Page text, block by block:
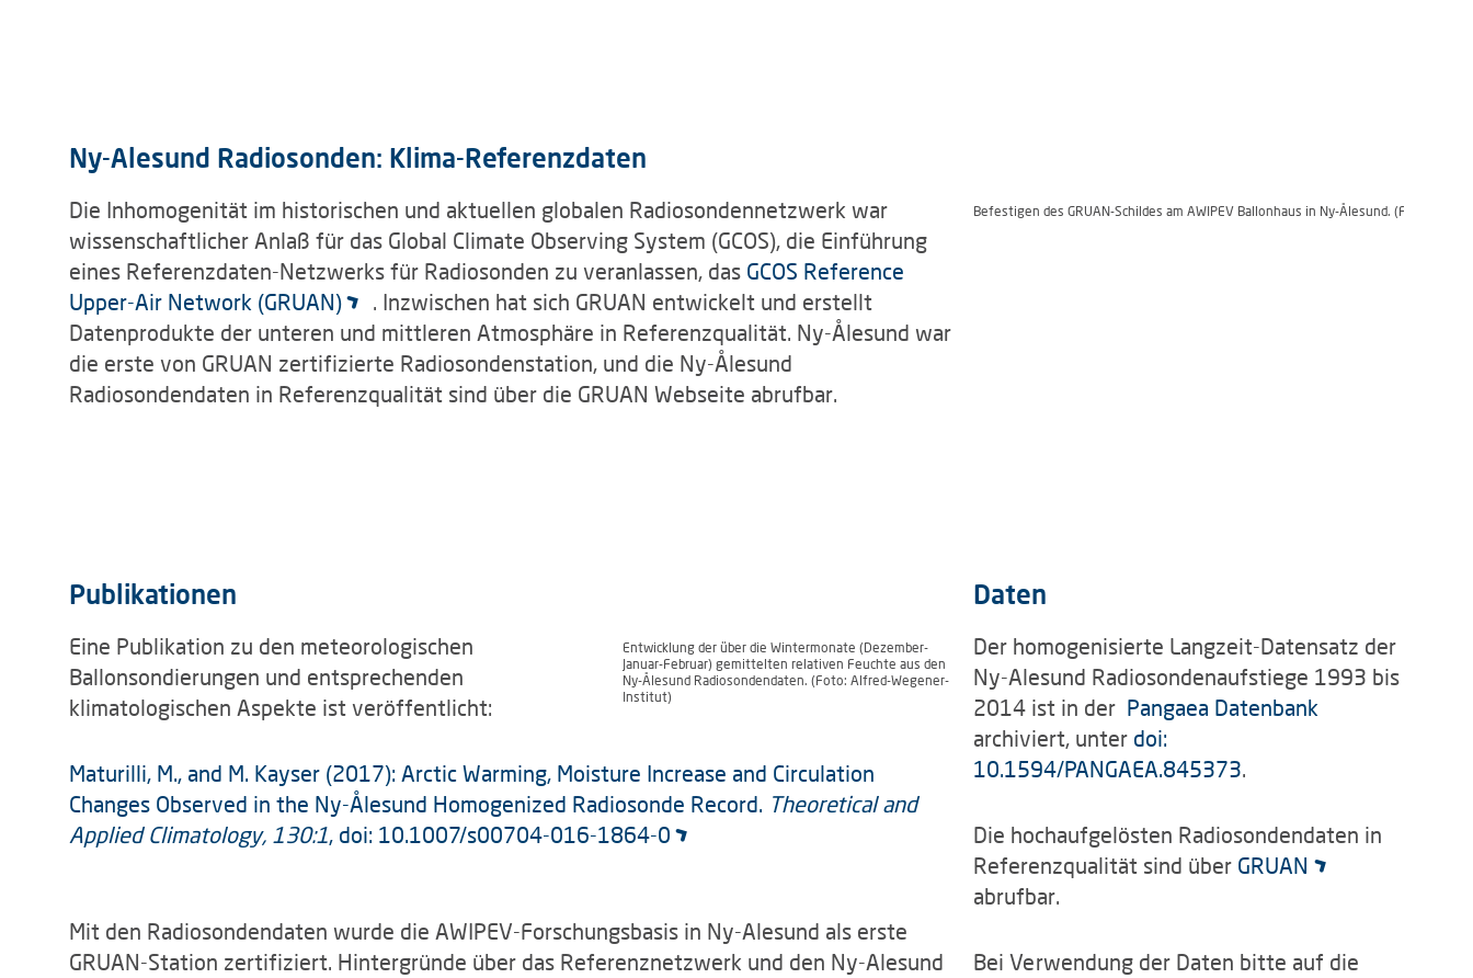
Ny-Alesund Radiosonden: Klima-Referenzdaten
Die Inhomogenität im historischen und aktuellen globalen Radiosondennetzwerk war
wissenschaftlicher Anlaß für das Global Climate Observing System (GCOS), die Einführung
eines Referenzdaten-Netzwerks für Radiosonden zu veranlassen, das GCOS Reference
Upper-Air Network (GRUAN)
. Inzwischen hat sich GRUAN entwickelt und erstellt
Datenprodukte der unteren und mittleren Atmosphäre in Referenzqualität. Ny-Ålesund war
die erste von GRUAN zertifizierte Radiosondenstation, und die Ny-Ålesund
Radiosondendaten in Referenzqualität sind über die GRUAN Webseite abrufbar.
Befestigen des GRUAN-Schildes am AWIPEV Ballonhaus in Ny-Ålesund. (Foto:
Publikationen
Entwicklung der über die Wintermonate (Dezember-
Januar-Februar) gemittelten relativen Feuchte aus den
Ny-Ålesund Radiosondendaten. (Foto: Alfred-Wegener-
Institut)
Eine Publikation zu den meteorologischen
Ballonsondierungen und entsprechenden
klimatologischen Aspekte ist veröffentlicht:
Maturilli, M., and M. Kayser (2017): Arctic Warming, Moisture Increase and Circulation
Changes Observed in the Ny-Ålesund Homogenized Radiosonde Record. Theoretical and
Applied Climatology, 130:1, doi: 10.1007/s00704-016-1864-0
Mit den Radiosondendaten wurde die AWIPEV-Forschungsbasis in Ny-Alesund als erste
GRUAN-Station zertifiziert. Hintergründe über das Referenznetzwerk und den Ny-Alesund
Daten
Der homogenisierte Langzeit-Datensatz der
Ny-Alesund Radiosondenaufstiege 1993 bis
2014 ist in der Pangaea Datenbank
archiviert, unter doi:
10.1594/PANGAEA.845373.
Die hochaufgelösten Radiosondendaten in
Referenzqualität sind über GRUAN
abrufbar.
Bei Verwendung der Daten bitte auf die